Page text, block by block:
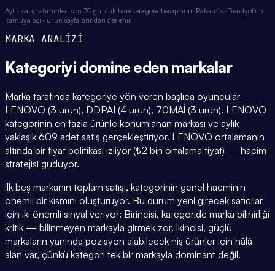
Aylık satış tahminleri son 30 günlük harekete göre hesaplanır. Rakamlar Trendyol'un
kamuya açık ürün sayfalarından derlenir.
MARKA ANALİZİ
Kategoriyi domine eden markalar
Marka tarafında kategoriye yön veren başlıca oyuncular
LENOVO (3 ürün), DDPAI (4 ürün), 70MAİ (3 ürün). LENOVO
kategorinin en fazla ürünle konumlanan markası ve aylık
yaklaşık 609 adet satış gerçekleştiriyor. LENOVO ortalamanın
altında bir fiyat politikası izliyor (₺2 bin ortalama fiyat) — hacim
stratejisi güdüyor.
İlk beş markanın toplam satışı, kategorinin genel hacminin
önemli bir kısmını oluşturuyor. Bu durum yeni girecek satıcılar
için iki önemli sinyal veriyor: Birincisi, kategoride marka bilinirliği
kritik — bilinmeyen markayla girmek zor. İkincisi, güçlü
markaların yanında pozisyon alabilecek niş ürünler için hâlâ
alan var, çünkü kategori tek bir markayla dominant değil.